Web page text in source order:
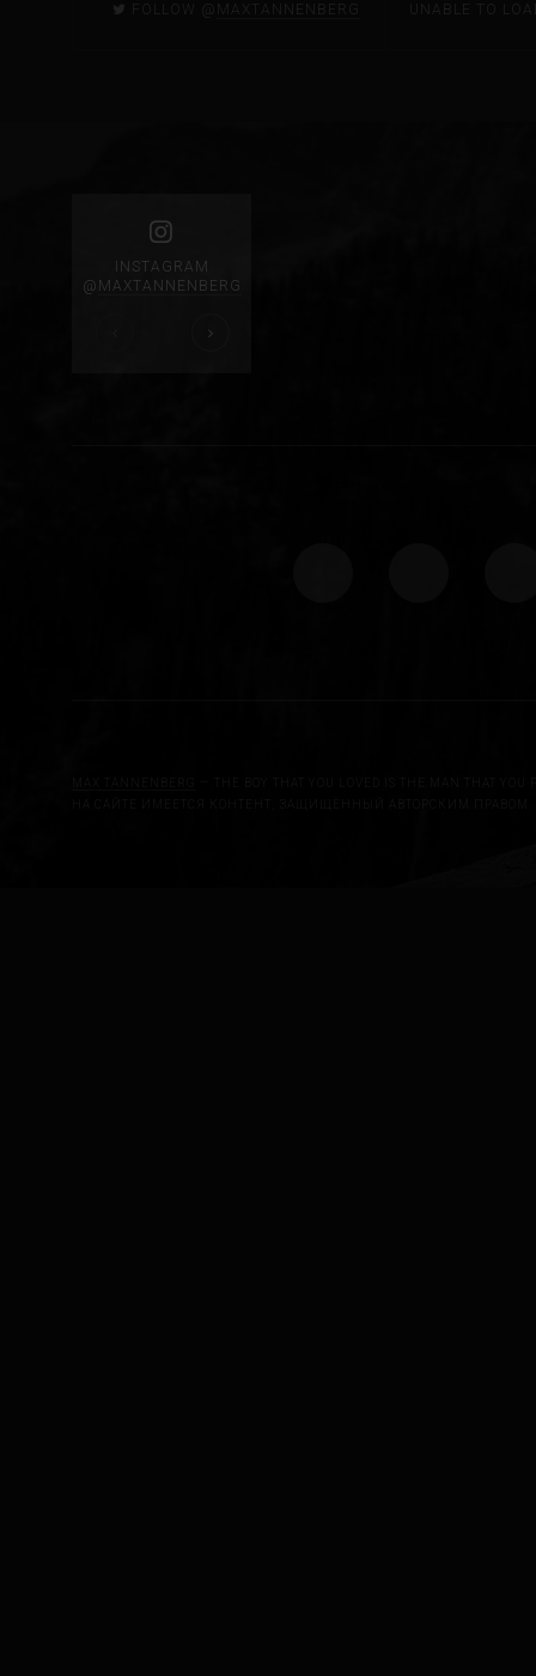
FOLLOW @
MAXTANNENBERG
UNABLE TO
INSTAGRAM
@ MAXTANNENBERG